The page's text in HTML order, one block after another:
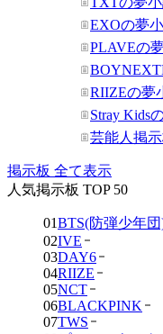
EXOの夢
PLAVEの
RIIZEの夢
Stray Kids
芸能人掲
掲示板 全て表示
人気掲示板 TOP 50
01BTS(防弾少年
02IVE
03DAY6
04RIIZE
05NCT
06BLACKPINK
07TWS